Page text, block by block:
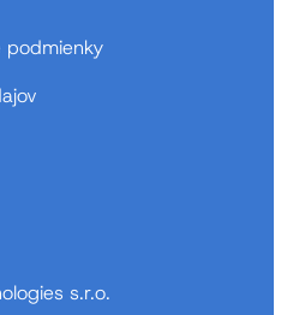
podmienky
s.r.o.